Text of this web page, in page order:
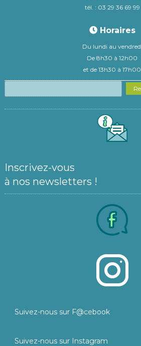
tél. : 03 29 36 69 99
Horaires
Du lundi au
De 8h30 à 12h00
et de 13h30 à 17h00
Inscrivez-vous
à nos newsletters !
Suivez-nous sur F@cebook
Suivez-nous sur Instagram